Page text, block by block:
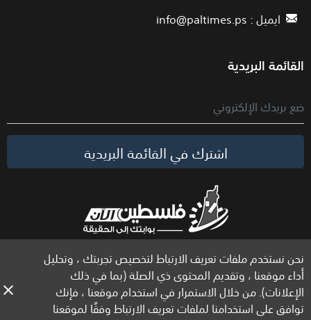
نحن نستخدم ملفات تعريف الارتباط لتخصيص تجربتك ، وتحليل
أداء موقعنا ، وتقديم المحتوى ذي الصلة (بما في ذلك
الإعلانات). من خلال الاستمرار في استخدام موقعنا ، فإنك
توافق على استخدامنا لملفات تعريف الارتباط وفقًا لموقعنا
ايميل :info@paltimes.ps
القائمة البريدية
اشترك في القائمة البريدية
الحقوق محفوظة لموقع فلسطين الآن © 2026